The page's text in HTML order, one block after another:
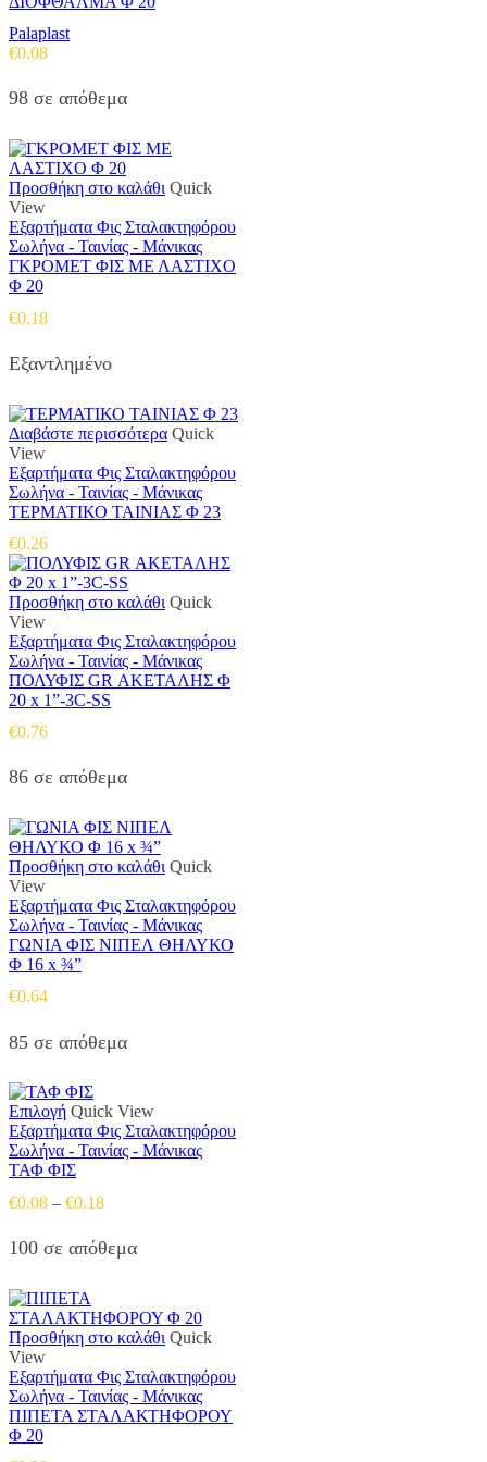
Palaplast
€0.08
98 σε απόθεμα
Προσθήκη στο καλάθι Quick
View
Εξαρτήματα Φις Σταλακτηφόρου
Σωλήνα - Ταινίας - Μάνικας
ΓΚΡΟΜΕΤ ΦΙΣ ΜΕ ΛΑΣΤΙΧΟ
Φ 20
€0.18
Εξαντλημένο
Διαβάστε περισσότερα Quick
View
Εξαρτήματα Φις Σταλακτηφόρου
Σωλήνα - Ταινίας - Μάνικας
ΤΕΡΜΑΤΙΚΟ ΤΑΙΝΙΑΣ Φ 23
€0.26
Προσθήκη στο καλάθι Quick
View
Εξαρτήματα Φις Σταλακτηφόρου
Σωλήνα - Ταινίας - Μάνικας
ΠΟΛΥΦΙΣ GR ΑΚΕΤΑΛΗΣ Φ
20 x 1”-3C-SS
€0.76
86 σε απόθεμα
Προσθήκη στο καλάθι Quick
View
Εξαρτήματα Φις Σταλακτηφόρου
Σωλήνα - Ταινίας - Μάνικας
ΓΩΝΙΑ ΦΙΣ ΝΙΠΕΛ ΘΗΛΥΚΟ
Φ 16 x ¾”
€0.64
85 σε απόθεμα
Επιλογή Αυτό
το
προϊόν
έχει
παραλλαγές.
επιλογές
επιλεγούν
στη
σελίδα
προϊόντος
Quick View
Εξαρτήματα Φις Σταλακτηφόρου
Σωλήνα - Ταινίας - Μάνικας
ΤΑΦ ΦΙΣ
€0.08 – €0.18Price
€0.08
through
100 σε απόθεμα
Προσθήκη στο καλάθι Quick
View
Εξαρτήματα Φις Σταλακτηφόρου
Σωλήνα - Ταινίας - Μάνικας
ΠΙΠΕΤΑ ΣΤΑΛΑΚΤΗΦΟΡΟΥ
Φ 20